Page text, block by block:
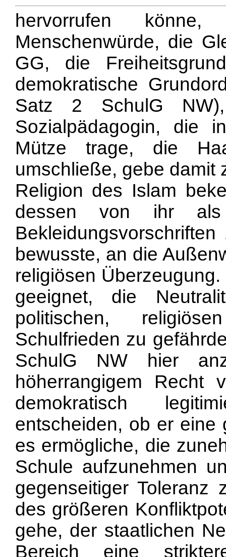
hervorrufen
Menschenwürde, die
GG, die
demokratische
Satz 2 SchulG
Sozialpädagogin, die
Mütze trage, die
umschließe, gebe damit
Religion des Islam
dessen von ihr als
bewusste, an die
religiösen
geeignet, die
politischen,
Schulfrieden zu
SchulG NW hier
höherrangigem Recht
demokratisch
entscheiden, ob er eine
es ermögliche, die
Schule aufzunehmen
gegenseitiger
des größeren
gehe, der staatlichen
Bereich eine